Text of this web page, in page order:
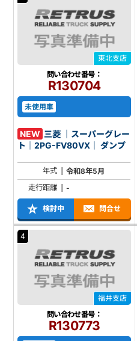
東北支店
問い合わせ番号：
R130704
未使用車
NEW 三菱 ｜スーパーグレー
ト｜2PG-FV80VX｜ ダンプ
年式
令和8年5月
走行距離
-
検討中 問合せ
4
福井支店
問い合わせ番号：
R130773